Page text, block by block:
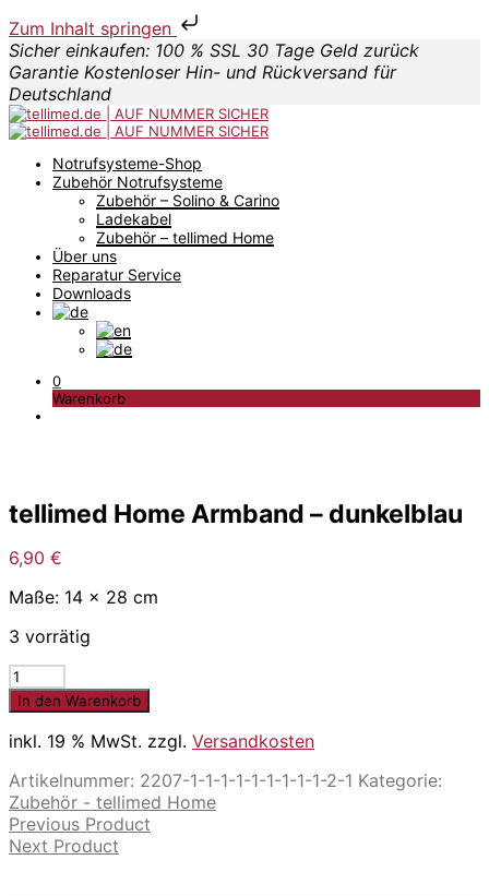
Zum Inhalt springen
Sicher einkaufen: 100 % SSL 30 Tage Geld zurück
Garantie Kostenloser Hin- und Rückversand für
Deutschland
Notrufsysteme-Shop
Zubehör Notrufsysteme
Zubehör – Solino & Carino
Ladekabel
Zubehör – tellimed Home
Über uns
Reparatur Service
Downloads
0
Warenkorb
tellimed Home Armband – dunkelblau
6,90 €
Maße: 14 x 28 cm
3 vorrätig
tellimed
Home
Armband
-
Menge
In den Warenkorb
inkl. 19 % MwSt. zzgl. Versandkosten
Artikelnummer: 2207-1-1-1-1-1-1-1-1-1-2-1 Kategorie:
Zubehör - tellimed Home
Previous Product
Next Product